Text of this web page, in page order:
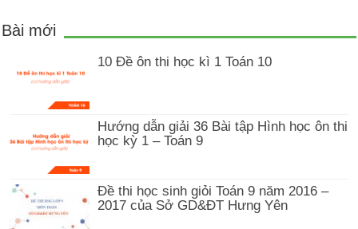
Bài mới
10 Đề ôn thi học kì 1 Toán 10
Hướng dẫn giải 36 Bài tập Hình học ôn thi
học kỳ 1 – Toán 9
Đề thi học sinh giỏi Toán 9 năm 2016 –
2017 của Sở GD&ĐT Hưng Yên